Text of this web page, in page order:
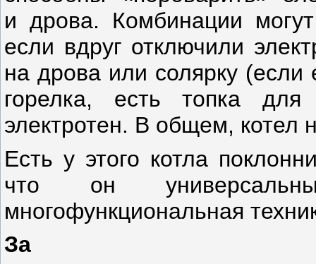
и дрова. Комбинации
если вдруг отключили
на дрова или солярку (если
горелка, есть топка
электротен. В общем, котел
Есть у этого котла
что он
многофункциональная
За